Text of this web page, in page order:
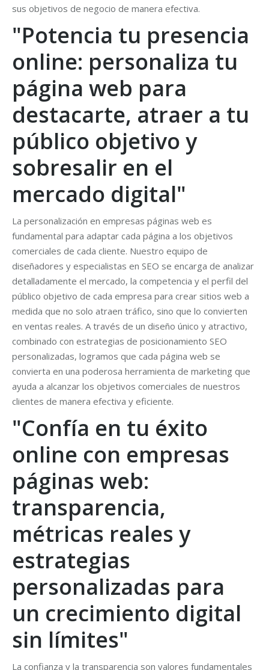
sus objetivos de negocio de manera efectiva.
"Potencia tu presencia
online: personaliza tu
página web para
destacarte, atraer a tu
público objetivo y
sobresalir en el
mercado digital"
La personalización en empresas páginas web es
fundamental para adaptar cada página a los objetivos
comerciales de cada cliente. Nuestro equipo de
diseñadores y especialistas en SEO se encarga de analizar
detalladamente el mercado, la competencia y el perfil del
público objetivo de cada empresa para crear sitios web a
medida que no solo atraen tráfico, sino que lo convierten
en ventas reales. A través de un diseño único y atractivo,
combinado con estrategias de posicionamiento SEO
personalizadas, logramos que cada página web se
convierta en una poderosa herramienta de marketing que
ayuda a alcanzar los objetivos comerciales de nuestros
clientes de manera efectiva y eficiente.
"Confía en tu éxito
online con empresas
páginas web:
transparencia,
métricas reales y
estrategias
personalizadas para
un crecimiento digital
sin límites"
La confianza y la transparencia son valores fundamentales